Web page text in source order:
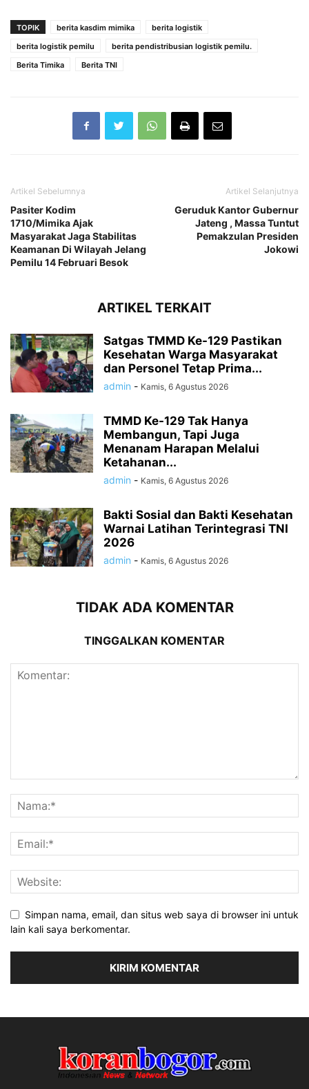
TOPIK berita kasdim mimika
berita logistik
berita logistik pemilu
berita pendistribusian logistik pemilu.
Berita Timika
Berita TNI
Artikel Sebelumnya
Pasiter Kodim
1710/Mimika Ajak
Masyarakat Jaga Stabilitas
Keamanan Di Wilayah Jelang
Pemilu 14 Februari Besok
Artikel Selanjutnya
Geruduk Kantor Gubernur
Jateng , Massa Tuntut
Pemakzulan Presiden
Jokowi
ARTIKEL TERKAIT
Satgas TMMD Ke-129 Pastikan
Kesehatan Warga Masyarakat
dan Personel Tetap Prima...
admin - Kamis, 6 Agustus 2026
TMMD Ke-129 Tak Hanya
Membangun, Tapi Juga
Menanam Harapan Melalui
Ketahanan...
admin - Kamis, 6 Agustus 2026
Bakti Sosial dan Bakti Kesehatan
Warnai Latihan Terintegrasi TNI
2026
admin - Kamis, 6 Agustus 2026
TIDAK ADA KOMENTAR
TINGGALKAN KOMENTAR
Simpan nama, email, dan situs web saya di browser ini untuk
lain kali saya berkomentar.